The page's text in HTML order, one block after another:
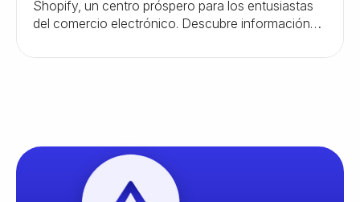
Shopify, un centro próspero para los entusiastas
del comercio electrónico. Descubre información
crecer tu negocio en línea de manera efectiva.